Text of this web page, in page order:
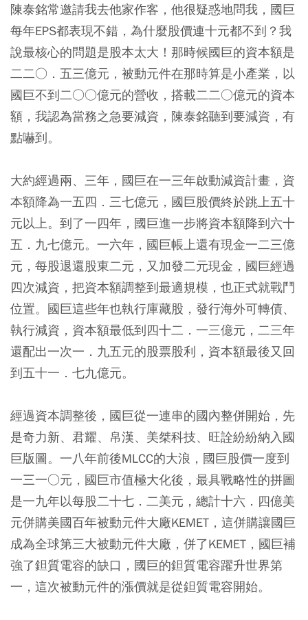
陳泰銘常邀請我去他家作客，他很疑惑地問我，國巨
每年EPS都表現不錯，為什麼股價連十元都不到？我
說最核心的問題是股本太大！那時候國巨的資本額是
二二○．五三億元，被動元件在那時算是小產業，以
國巨不到二○○億元的營收，搭載二二○億元的資本
額，我認為當務之急要減資，陳泰銘聽到要減資，有
點嚇到。
大約經過兩、三年，國巨在一三年啟動減資計畫，資
本額降為一五四．三七億元，國巨股價終於跳上五十
元以上。到了一四年，國巨進一步將資本額降到六十
五．九七億元。一六年，國巨帳上還有現金一二三億
元，每股退還股東二元，又加發二元現金，國巨經過
四次減資，把資本額調整到最適規模，也正式就戰鬥
位置。國巨這些年也執行庫藏股，發行海外可轉債、
執行減資，資本額最低到四十二．一三億元，二三年
還配出一次一．九五元的股票股利，資本額最後又回
到五十一．七九億元。
經過資本調整後，國巨從一連串的國內整併開始，先
是奇力新、君耀、帛漢、美桀科技、旺詮紛紛納入國
巨版圖。一八年前後MLCC的大浪，國巨股價一度到
一三一○元，國巨市值極大化後，最具戰略性的拼圖
是一九年以每股二十七．二美元，總計十六．四億美
元併購美國百年被動元件大廠KEMET，這併購讓國巨
成為全球第三大被動元件大廠，併了KEMET，國巨補
強了鉭質電容的缺口，國巨的鉭質電容躍升世界第
一，這次被動元件的漲價就是從鉭質電容開始。